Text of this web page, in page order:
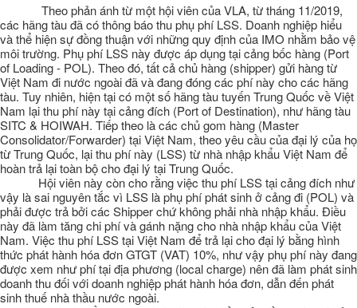
Theo phản ánh từ một hội viên của VLA, từ tháng 11/2019,
các hãng tàu đã có thông báo thu phụ phí LSS. Doanh nghiệp hiểu
và thể hiện sự đồng thuận với những quy định của IMO nhằm bảo vệ
môi trường. Phụ phí LSS này được áp dụng tại cảng bốc hàng (Port
of Loading - POL). Theo đó, tất cả chủ hàng (shipper) gửi hàng từ
Việt Nam đi nước ngoài đã và đang đóng các phí này cho các hãng
tàu. Tuy nhiên, hiện tại có một số hãng tàu tuyến Trung Quốc về Việt
Nam lại thu phí này tại cảng đích (Port of Destination), như hãng tàu
SITC & HOIWAH. Tiếp theo là các chủ gom hàng (Master
Consolidator/Forwarder) tại Việt Nam, theo yêu cầu của đại lý của họ
từ Trung Quốc, lại thu phí này (LSS) từ nhà nhập khẩu Việt Nam để
hoàn trả lại toàn bộ cho đại lý tại Trung Quốc.
Hội viên này còn cho rằng việc thu phí LSS tại cảng đích như
vậy là sai nguyên tắc vì LSS là phụ phí phát sinh ở cảng đi (POL) và
phải được trả bởi các Shipper chứ không phải nhà nhập khẩu. Điều
này đã làm tăng chi phí và gánh nặng cho nhà nhập khẩu của Việt
Nam. Việc thu phí LSS tại Việt Nam để trả lại cho đại lý bằng hình
thức phát hành hóa đơn GTGT (VAT) 10%, như vậy phụ phí này đang
được xem như phí tại địa phương (local charge) nên đã làm phát sinh
doanh thu đối với doanh nghiệp phát hành hóa đơn, dẫn đến phát
sinh thuế nhà thầu nước ngoài.